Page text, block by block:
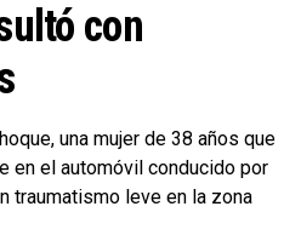
con
una mujer de 38 años que
en el automóvil conducido por
traumatismo leve en la zona